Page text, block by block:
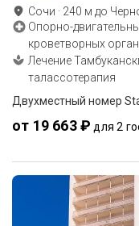
Сочи · 240 м до
Опорно-
кроветворных
Лечение
талассотерапия
Двухместный номер
от 19 663 ₽ для 2